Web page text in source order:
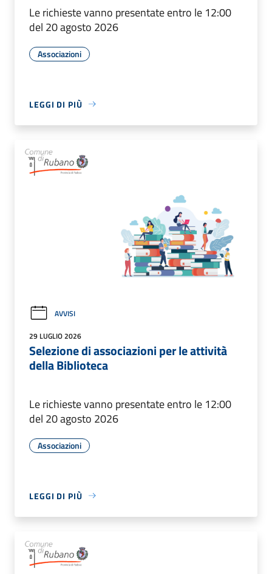
Le richieste vanno presentate entro le 12:00
del 20 agosto 2026
Associazioni
LEGGI DI PIÙ
AVVISI
29 LUGLIO 2026
Selezione di associazioni per le attività
della Biblioteca
Le richieste vanno presentate entro le 12:00
del 20 agosto 2026
Associazioni
LEGGI DI PIÙ